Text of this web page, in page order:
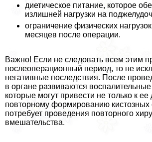
диетическое питание, которое
излишней нагрузки на
ограничение физических
месяцев после операции.
Важно! Если не следовать всем этим
послеоперационный период, то не
негативные последствия. После
в органе развиваются
которые могут привести не только к
повторному формированию кистозных
потребует проведения повторного
вмешательства.